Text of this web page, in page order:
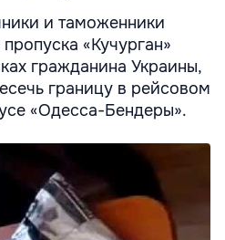
и таможенники
«Кучурган»
гражданина Украины,
границу в рейсовом
«Одесса-Бендеры».